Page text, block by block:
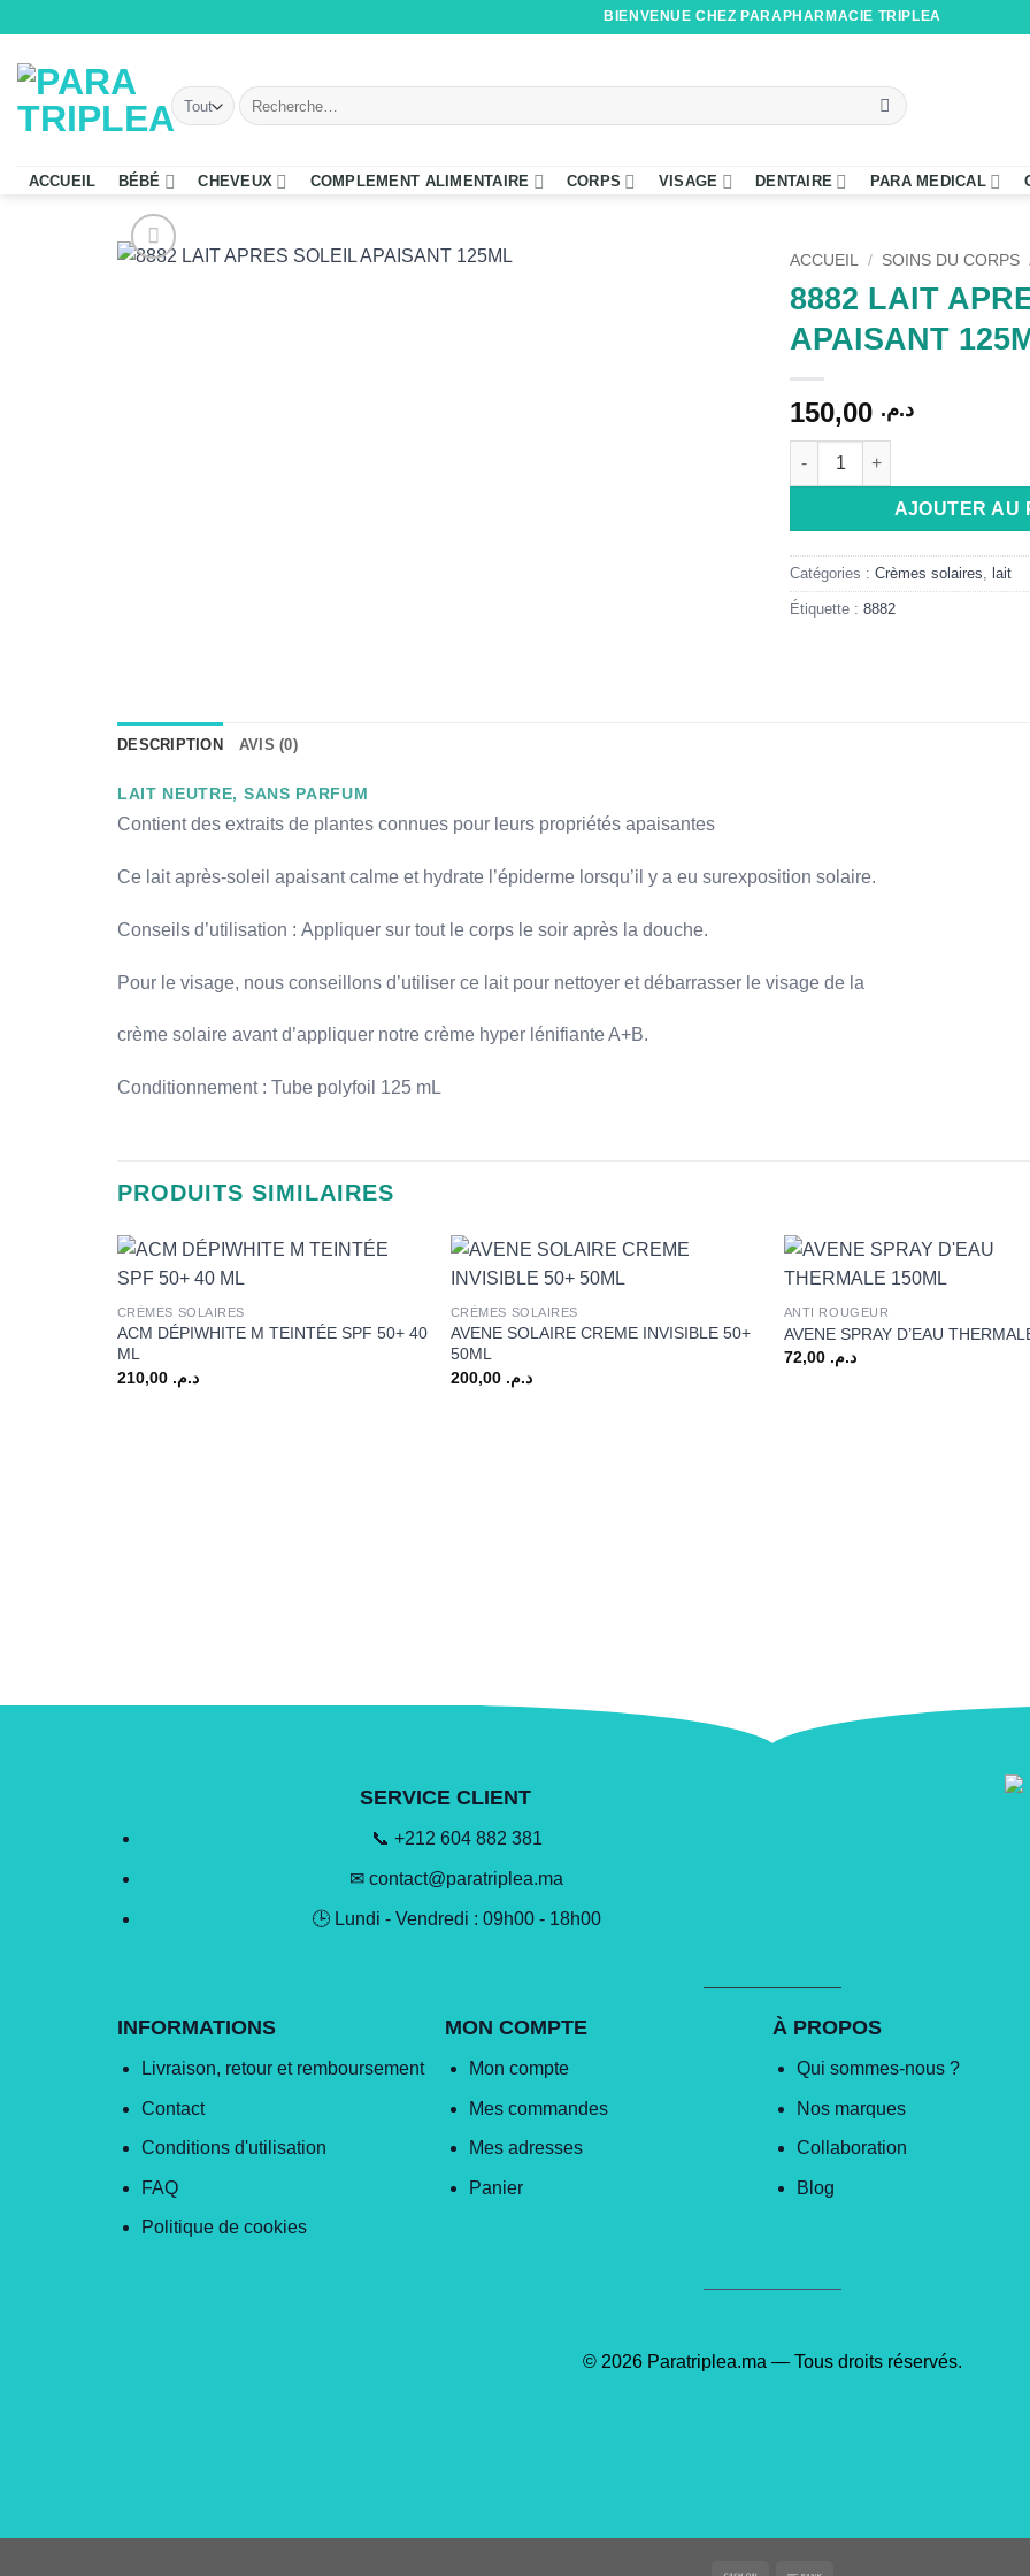
contenu
BIENVENUE CHEZ PARAPHARMACIE TRIPLEA
Recherche
pour :
ACCUEIL BÉBÉ CHEVEUX COMPLEMENT ALIMENTAIRE CORPS VISAGE DENTAIRE PARA MEDICAL
ACCUEIL / SOINS DU CORPS
8882 LAIT
APAISANT
د.م.
quantité de 8882 LAIT APRES
AJOUTER AU
Alternative:
Catégories : Crèmes solaires lait
Étiquette : 8882
DESCRIPTION AVIS (0)
LAIT NEUTRE, SANS PARFUM
Contient des extraits de plantes connues pour leurs propriétés apaisantes
Ce lait après-soleil apaisant calme et hydrate l’épiderme lorsqu’il y a eu surexposition solaire.
Conseils d’utilisation : Appliquer sur tout le corps le soir après la douche.
Pour le visage, nous conseillons d’utiliser ce lait pour nettoyer et débarrasser le visage de la
crème solaire avant d’appliquer notre crème hyper lénifiante A+B.
Conditionnement : Tube polyfoil 125 mL
PRODUITS SIMILAIRES
+
CRÈMES SOLAIRES
ACM DÉPIWHITE M TEINTÉE SPF 50+ 40
ML
د.م. 210,00
+
CRÈMES SOLAIRES
AVENE SOLAIRE CREME INVISIBLE 50+
50ML
د.م. 200,00
+
ANTI ROUGEUR
AVENE SPRAY D’EAU
د.م. 72,00
SERVICE CLIENT
📞 +212 604 882 381
✉ contact@paratriplea.ma
🕒 Lundi - Vendredi : 09h00 - 18h00
INFORMATIONS
Livraison, retour et remboursement
Contact
Conditions d'utilisation
FAQ
Politique de cookies
MON COMPTE
Mon compte
Mes commandes
Mes adresses
Panier
À PROPOS
Qui sommes-nous ?
Nos marques
Collaboration
Blog
© 2026 Paratriplea.ma — Tous droits réservés.